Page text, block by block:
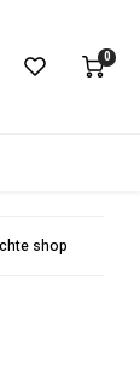
0
shop